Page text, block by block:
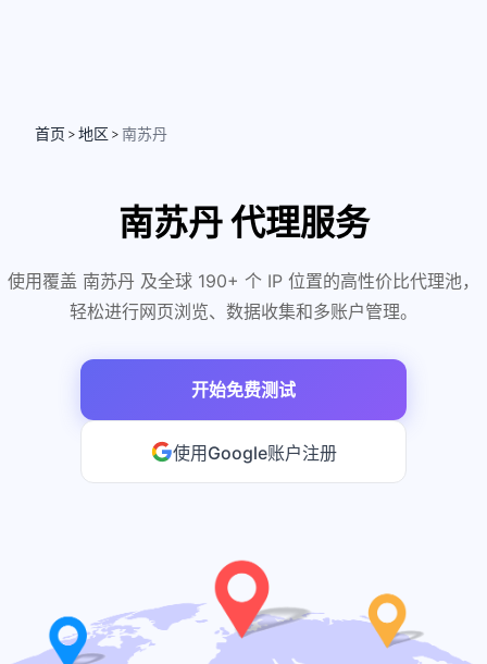
首页 > 地区 > 南苏丹
南苏丹 代理服务
使用覆盖 南苏丹 及全球 190+ 个 IP 位置的高性价比代理池，
轻松进行网页浏览、数据收集和多账户管理。
开始免费测试
使用Google账户注册